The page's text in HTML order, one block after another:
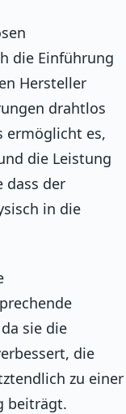
die Einführung
Hersteller
drahtlos
ermöglicht es,
die Leistung
dass der
in die
sie die
die
zu einer
beiträgt.